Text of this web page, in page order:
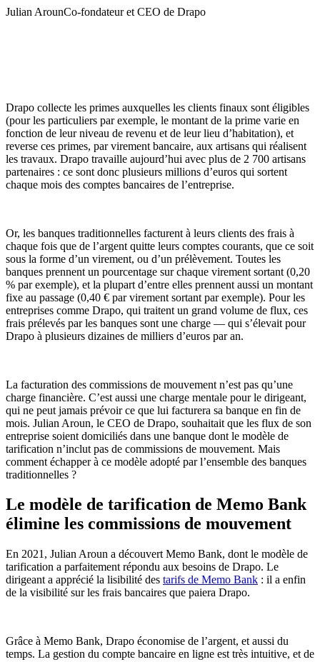
Julian ArounCo-fondateur et CEO de Drapo
Drapo collecte les primes auxquelles les clients finaux sont éligibles
(pour les particuliers par exemple, le montant de la prime varie en
fonction de leur niveau de revenu et de leur lieu d’habitation), et
reverse ces primes, par virement bancaire, aux artisans qui réalisent
les travaux. Drapo travaille aujourd’hui avec plus de 2 700 artisans
partenaires : ce sont donc plusieurs millions d’euros qui sortent
chaque mois des comptes bancaires de l’entreprise.
Or, les banques traditionnelles facturent à leurs clients des frais à
chaque fois que de l’argent quitte leurs comptes courants, que ce soit
sous la forme d’un virement, ou d’un prélèvement. Toutes les
banques prennent un pourcentage sur chaque virement sortant (0,20
% par exemple), et la plupart d’entre elles prennent aussi un montant
fixe au passage (0,40 € par virement sortant par exemple). Pour les
entreprises comme Drapo, qui traitent un grand volume de flux, ces
frais prélevés par les banques sont une charge — qui s’élevait pour
Drapo à plusieurs dizaines de milliers d’euros par an.
La facturation des commissions de mouvement n’est pas qu’une
charge financière. C’est aussi une charge mentale pour le dirigeant,
qui ne peut jamais prévoir ce que lui facturera sa banque en fin de
mois. Julian Aroun, le CEO de Drapo, souhaitait que les flux de son
entreprise soient domiciliés dans une banque dont le modèle de
tarification n’inclut pas de commissions de mouvement. Mais
comment échapper à ce modèle adopté par l’ensemble des banques
traditionnelles ?
Le modèle de tarification de Memo Bank
élimine les commissions de mouvement
En 2021, Julian Aroun a découvert Memo Bank, dont le modèle de
tarification a parfaitement répondu aux besoins de Drapo. Le
dirigeant a apprécié la lisibilité des tarifs de Memo Bank : il a enfin
de la visibilité sur les frais bancaires que paiera Drapo.
Grâce à Memo Bank, Drapo économise de l’argent, et aussi du
temps. La gestion du compte bancaire en ligne est très intuitive, et de